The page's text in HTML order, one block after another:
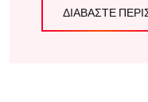
ΔΙΑΒΆΣΤΕ